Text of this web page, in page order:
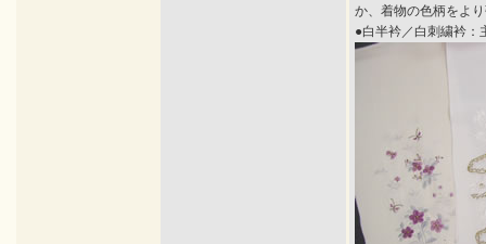
か、着物の色柄をよ
●白半衿／白刺繍衿：